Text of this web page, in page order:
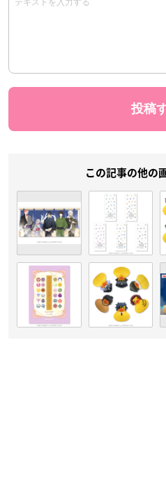
この記事の他の